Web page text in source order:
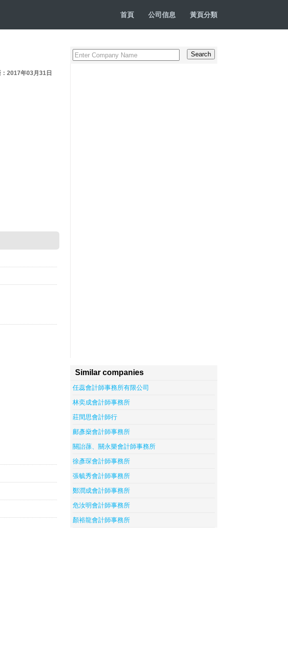
首頁 公司信息 黃頁分類
2017年03月31日
Similar companies
任蕊會計師事務所有限公司
林奕成會計師事務所
莊閏思會計師行
鄺彥燊會計師事務所
關詒蓀、關永樂會計師事務所
徐彥琛會計師事務所
張毓秀會計師事務所
鄭潤成會計師事務所
危汝明會計師事務所
顏裕龍會計師事務所